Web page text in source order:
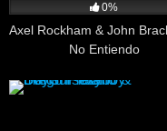
0%
Axel Rockham & John
No Entiendo